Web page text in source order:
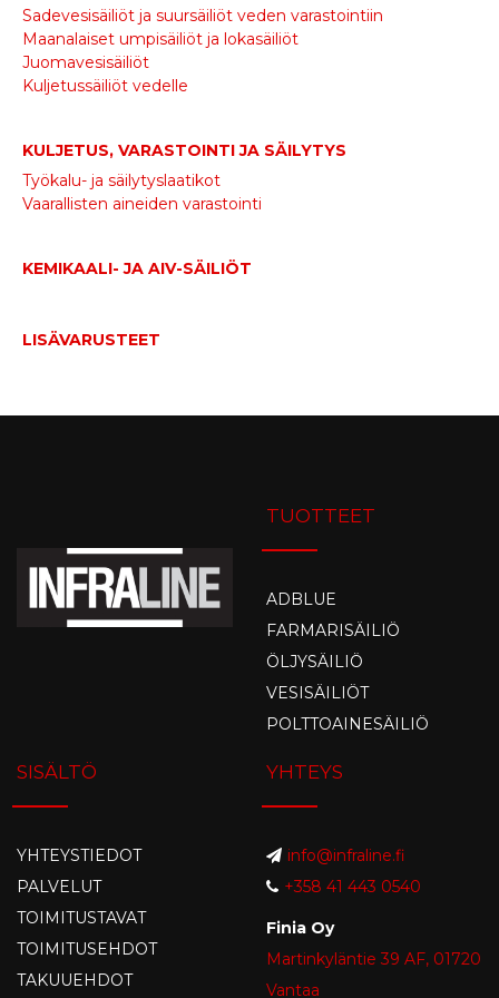
Sadevesisäiliöt ja suursäiliöt veden varastointiin
Maanalaiset umpisäiliöt ja lokasäiliöt
Juomavesisäiliöt
Kuljetussäiliöt vedelle
KULJETUS, VARASTOINTI JA SÄILYTYS
Työkalu- ja säilytyslaatikot
Vaarallisten aineiden varastointi
KEMIKAALI- JA AIV-SÄILIÖT
LISÄVARUSTEET
TUOTTEET
ADBLUE
FARMARISÄILIÖ
ÖLJYSÄILIÖ
VESISÄILIÖT
POLTTOAINESÄILIÖ
SISÄLTÖ
YHTEYSTIEDOT
PALVELUT
TOIMITUSTAVAT
TOIMITUSEHDOT
TAKUUEHDOT
YHTEYS
info@infraline.fi
+358 41 443 0540
Finia Oy
Martinkyläntie 39 AF, 01720
Vantaa